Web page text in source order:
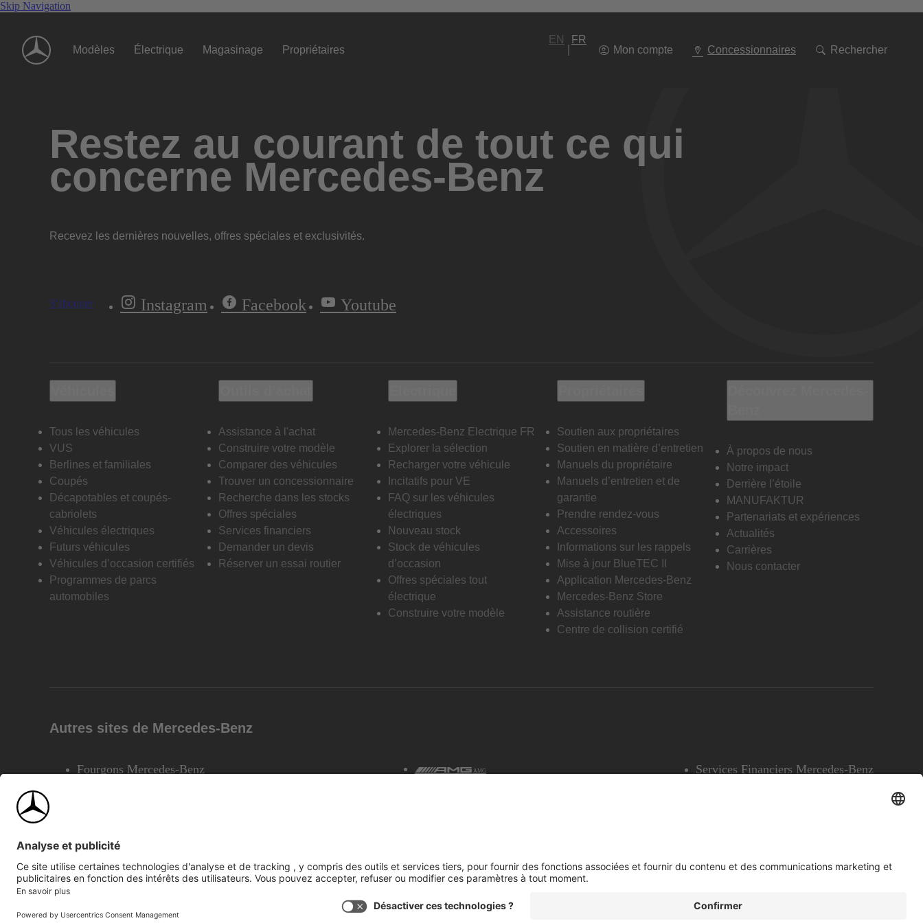
Skip Navigation
Modèles Électrique Magasinage Propriétaires
EN
FR
Mon compte
Concessionnaires Rechercher
à
Restez au courant de tout ce qui
concerne Mercedes-Benz
Recevez les dernières nouvelles, offres spéciales et exclusivités.
S'abonner Instagram Facebook Youtube
Tous les véhicules
VUS
Berlines et familiales
Coupés
Décapotables et coupés-
cabriolets
Véhicules électriques
Futurs véhicules
Véhicules d’occasion certifiés
Programmes de parcs
automobiles
Assistance à l'achat
Construire votre modèle
Comparer des véhicules
Trouver un concessionnaire
Recherche dans les stocks
Offres spéciales
Services financiers
Demander un devis
Réserver un essai routier
Mercedes-Benz Electrique FR
Explorer la sélection
Recharger votre véhicule
Incitatifs pour VE
FAQ sur les véhicules
électriques
Nouveau stock
Stock de véhicules
d’occasion
Offres spéciales tout
électrique
Construire votre modèle
Soutien aux propriétaires
Soutien en matière d’entretien
Manuels du propriétaire
Manuels d’entretien et de
garantie
Prendre rendez-vous
Accessoires
Informations sur les rappels
Mise à jour BlueTEC II
Application Mercedes-Benz
Mercedes-Benz Store
Assistance routière
Centre de collision certifié
À propos de nous
Notre impact
Derrière l’étoile
MANUFAKTUR
Partenariats et expériences
Actualités
Carrières
Nous contacter
Autres sites de Mercedes-Benz
Fourgons Mercedes-Benz AMG Services Financiers Mercedes-Benz
©2026 Mercedes-Benz Canada Inc.